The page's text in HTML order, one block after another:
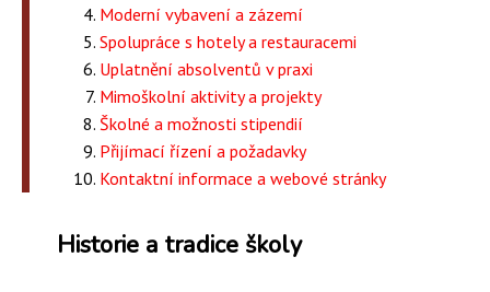
Moderní vybavení a zázemí
Spolupráce s hotely a restauracemi
Uplatnění absolventů v praxi
Mimoškolní aktivity a projekty
Školné a možnosti stipendií
Přijímací řízení a požadavky
Kontaktní informace a webové stránky
Historie a tradice školy